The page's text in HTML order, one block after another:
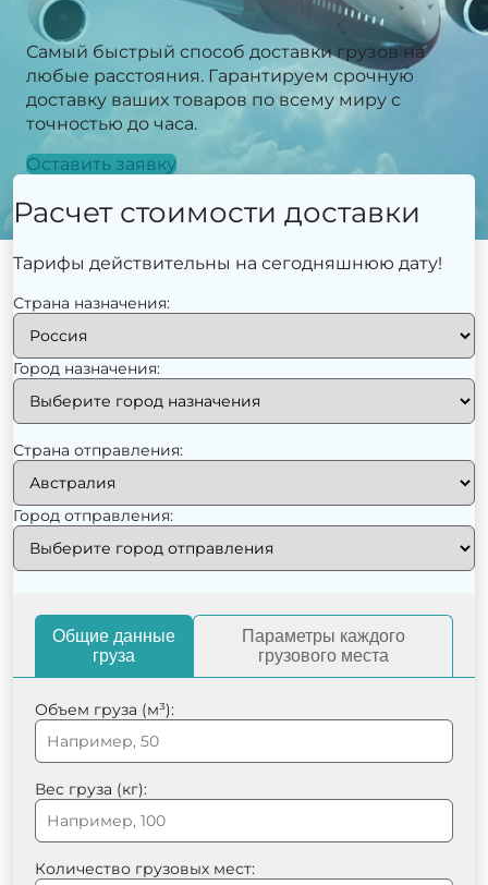
Самый быстрый способ доставки грузов на
любые расстояния. Гарантируем срочную
доставку ваших товаров по всему миру с
точностью до часа.
Оставить заявку
Расчет стоимости доставки
Тарифы действительны на сегодняшнюю дату!
Страна назначения:
Город назначения:
Страна отправления:
Город отправления:
Общие данные
груза
Параметры каждого
грузового места
Объем груза (м³):
Вес груза (кг):
Количество грузовых мест: